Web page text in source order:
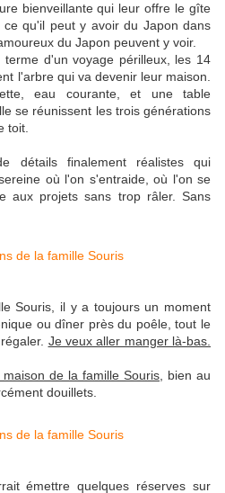
bienveillante qui leur offre le gîte
ce qu'il peut y avoir du Japon dans
du Japon peuvent y voir.
d'un voyage périlleux, les 14
l'arbre qui va devenir leur maison.
eau courante, et une table
se réunissent les trois générations
toit.
détails finalement réalistes qui
où l'on s'entraide, où l'on se
aux projets sans trop râler. Sans
Souris, il y a toujours un moment
ou dîner près du poêle, tout le
Je veux aller manger là-bas.
de la famille Souris , bien au
douillets.
émettre quelques réserves sur